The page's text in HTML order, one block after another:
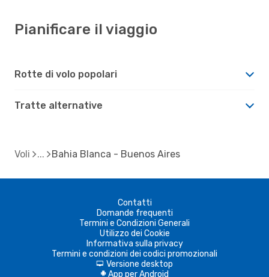
Pianificare il viaggio
Rotte di volo popolari
Tratte alternative
Voli Bahia Blanca - Buenos Aires
Contatti
Domande frequenti
Termini e Condizioni Generali
Utilizzo dei Cookie
Informativa sulla privacy
Termini e condizioni dei codici promozionali
d Versione desktop
A App per Android